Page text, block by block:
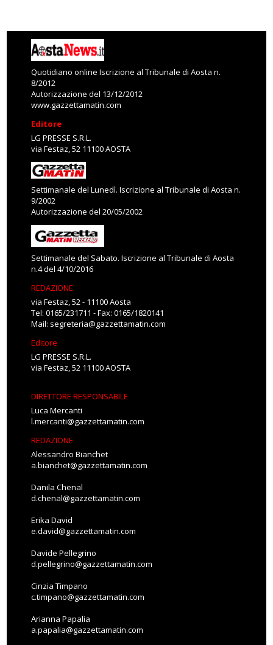
Quotidiano online Iscrizione al Tribunale di Aosta n.
8/2012
Autorizzazione del 13/12/2012
www.gazzettamatin.com
Editore
LG PRESSE S.R.L.
via Festaz, 52 11100 AOSTA
Settimanale del Lunedì. Iscrizione al Tribunale di Aosta n.
9/2002
Autorizzazione del 20/05/2002
Settimanale del Sabato. Iscrizione al Tribunale di Aosta
n.4 del 4/10/2016
REDAZIONE
via Festaz, 52 - 11100 Aosta
Tel: 0165/231711 - Fax: 0165/1820141
Mail: segreteria@gazzettamatin.com
Editore
LG PRESSE S.R.L.
via Festaz, 52 11100 AOSTA
DIRETTORE RESPONSABILE
Luca Mercanti
l.mercanti@gazzettamatin.com
REDAZIONE
Alessandro Bianchet
a.bianchet@gazzettamatin.com
Danila Chenal
d.chenal@gazzettamatin.com
Erika David
e.david@gazzettamatin.com
Davide Pellegrino
d.pellegrino@gazzettamatin.com
Cinzia Timpano
c.timpano@gazzettamatin.com
Arianna Papalia
a.papalia@gazzettamatin.com